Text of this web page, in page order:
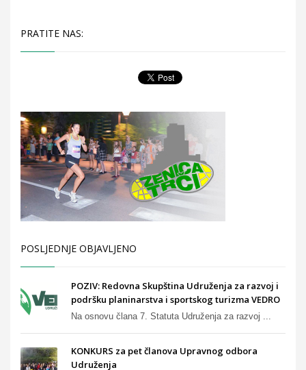
PRATITE NAS:
POSLJEDNJE OBJAVLJENO
POZIV: Redovna Skupština Udruženja za razvoj i
podršku planinarstva i sportskog turizma VEDRO
Na osnovu člana 7. Statuta Udruženja za razvoj ...
KONKURS za pet članova Upravnog odbora
Udruženja